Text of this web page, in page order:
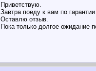
Приветствую.
Завтра поеду к вам по
Оставлю отзыв.
Пока только долгое ожидание